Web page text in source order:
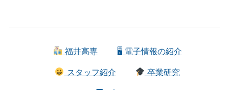
福井高専 🖥 電子情報の紹介
スタッフ紹介 卒業研究